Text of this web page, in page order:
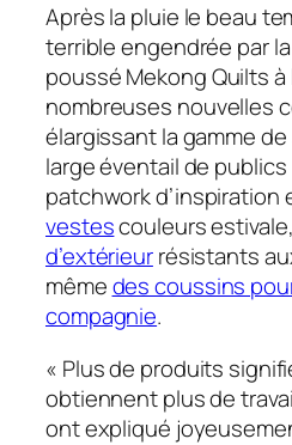
Après la pluie le beau
terrible engendrée par
poussé Mekong Quilts à
nombreuses nouvelles
élargissant la gamme
large éventail de
patchwork d’inspiration
vestescouleurs
d’extérieurrésistants
mêmedes coussins
compagnie.
« Plus de produits
obtiennent plus de
ont expliqué